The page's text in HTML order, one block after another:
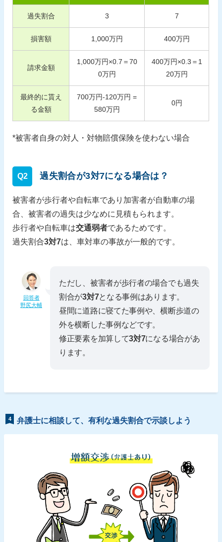
過失割合 3 7
損害額 1,000万円 400万円
請求金額
1,000万円×0.7 ＝70
0万円
400万円×0.3 ＝ 1
20万円
最終的に貰え
る金額
700万円-120万円 =
580万円
0円
*被害者自身の対人・対物賠償保険を使わない場合
Q2 過失割合が3対7になる場合は？
被害者が歩行者や自転車であり加害者が自動車の場
合、被害者の過失は少なめに見積もられます。
歩行者や自転車は交通弱者であるためです。
過失割合3対7は、車対車の事故が一般的です。
回答者
野尻大輔
ただし、被害者が歩行者の場合でも過失
割合が3対7となる事例はあります。
昼間に道路に寝てた事例や、横断歩道の
外を横断した事例などです。
修正要素を加算して3対7になる場合があ
ります。
4 弁護士に相談して、有利な過失割合で示談しよう